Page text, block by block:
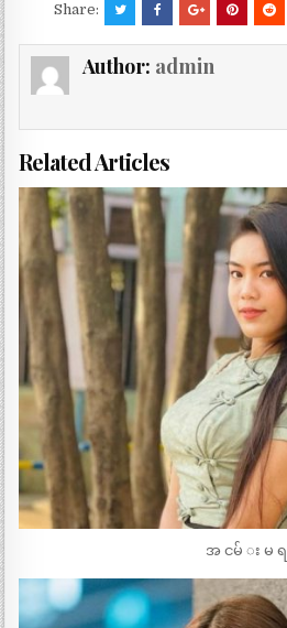
Share:
Author: admin
Related Articles
အ ငမ် း မ ရ